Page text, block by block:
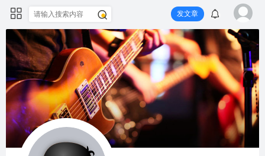
发文章